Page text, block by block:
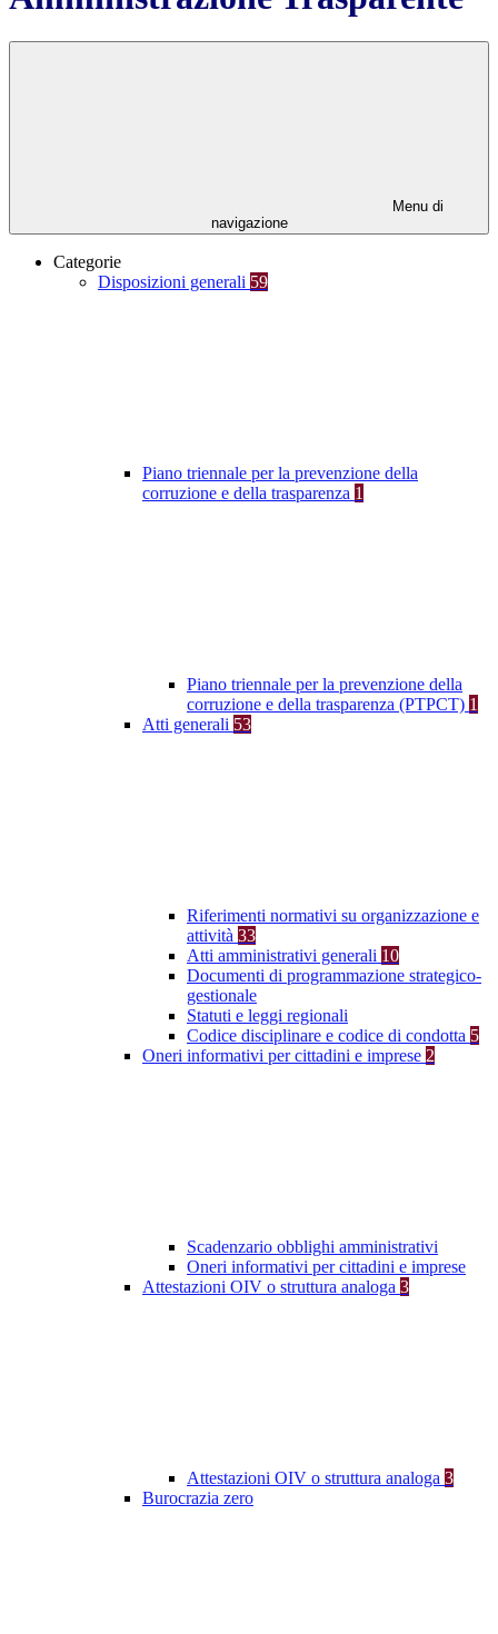
Menu di
navigazione
Categorie
Disposizioni generali 59
Piano triennale per la prevenzione della
corruzione e della trasparenza 1
Piano triennale per la prevenzione della
corruzione e della trasparenza (PTPCT) 1
Atti generali 53
Riferimenti normativi su organizzazione e
attività 33
Atti amministrativi generali 10
Documenti di programmazione strategico-
gestionale
Statuti e leggi regionali
Codice disciplinare e codice di condotta 5
Oneri informativi per cittadini e imprese 2
Scadenzario obblighi amministrativi
Oneri informativi per cittadini e imprese
Attestazioni OIV o struttura analoga 3
Attestazioni OIV o struttura analoga 3
Burocrazia zero